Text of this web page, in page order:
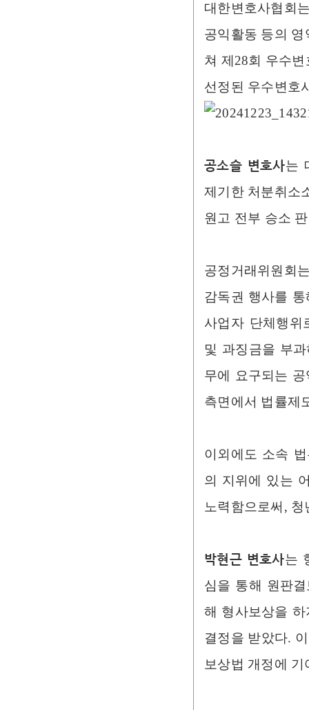
대한변호사협회
공익활동 등의
쳐 제28회 우수
선정된 우수변호
공소슬 변호사는
제기한 처분취소
원고 전부 승소
공정거래위원회
감독권 행사를
사업자 단체행위
및 과징금을 부
무에 요구되는
측면에서 법률제
이외에도 소속
의 지위에 있는
노력함으로써,
박현근 변호사는
심을 통해 원판
해 형사보상을
결정을 받았다.
보상법 개정에 기